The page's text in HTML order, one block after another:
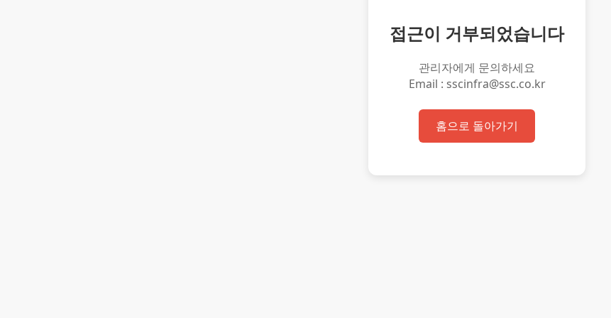
접근이 거부되었습니다
관리자에게 문의하세요
Email : sscinfra@ssc.co.kr
홈으로 돌아가기